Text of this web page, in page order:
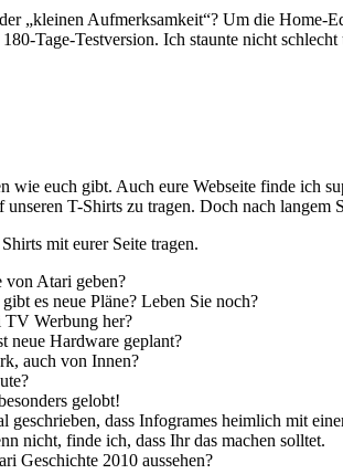
„kleinen Aufmerksamkeit“? Um die
Tage-Testversion. Ich staunte nicht
wie euch gibt. Auch eure Webseite finde ich
T-Shirts zu tragen. Doch nach
mit eurer Seite tragen.
von Atari geben?
es neue Pläne? Leben Sie noch?
TV Werbung her?
neue Hardware geplant?
auch von Innen?
gelobt!
geschrieben, dass Infogrames heimlich mit
nicht, finde ich, dass Ihr das machen solltet.
Geschichte 2010 aussehen?